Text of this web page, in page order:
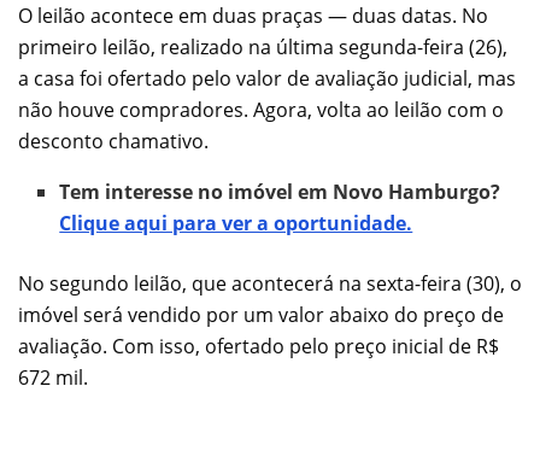
O leilão acontece em duas praças — duas datas. No
primeiro leilão, realizado na última segunda-feira (26),
a casa foi ofertado pelo valor de avaliação judicial, mas
não houve compradores. Agora, volta ao leilão com o
desconto chamativo.
Tem interesse no imóvel em Novo Hamburgo?
Clique aqui para ver a oportunidade.
No segundo leilão, que acontecerá na sexta-feira (30), o
imóvel será vendido por um valor abaixo do preço de
avaliação. Com isso, ofertado pelo preço inicial de R$
672 mil.